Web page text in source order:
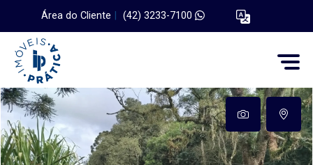
Área do Cliente (42) 3233-7100